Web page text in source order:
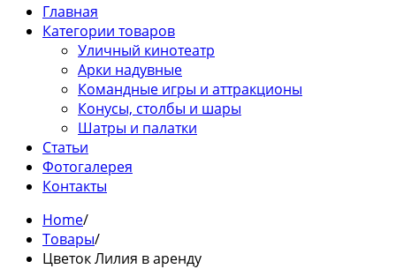
Главная
Категории товаров
Уличный кинотеатр
Арки надувные
Командные игры и аттракционы
Конусы, столбы и шары
Шатры и палатки
Статьи
Фотогалерея
Контакты
Home/
Товары/
Цветок Лилия в аренду